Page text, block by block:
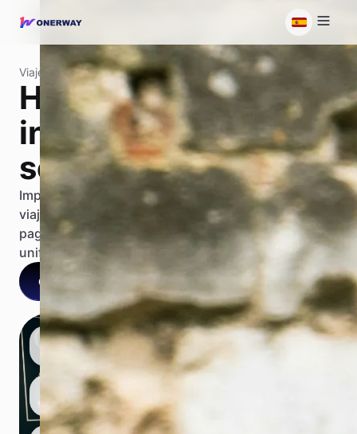
Viajes
Haz crecer tus
ingresos en el
sector de viajes
Impulsa el crecimiento en todo el ciclo de vida del
viaje, desde la reserva global del huésped hasta el
pago a proveedores, en una plataforma de pagos
unificada.
Contáctanos Habla con nuestra IA